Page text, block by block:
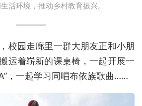
活环境，推动乡村教育振兴。
校园走廊里一群大朋友正和小朋
运着崭新的课桌椅，一起开展一
，一起学习同唱布依族歌曲……